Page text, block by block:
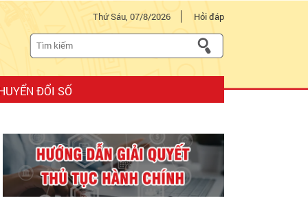
Thứ Sáu, 07/8/2026 Hỏi đáp
ĐỔI SỐ